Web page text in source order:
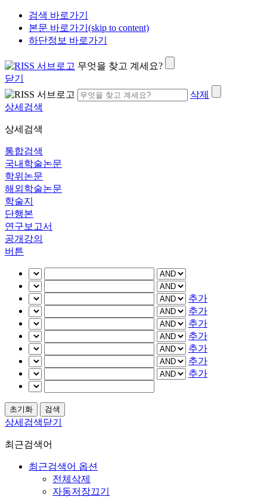
검색 바로가기
본문 바로가기(skip to content)
하단정보 바로가기
무엇을 찾고 계세요?
닫기
삭제
상세검색
상세검색
통합검색
국내학술논문
학위논문
해외학술논문
학술지
단행본
연구보고서
공개강의
버튼
추가
추가
추가
추가
추가
추가
추가
상세검색닫기
최근검색어
최근검색어 옵션
전체삭제
자동저장끄기